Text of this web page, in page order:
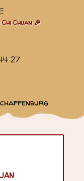
Chuan 🎉
27